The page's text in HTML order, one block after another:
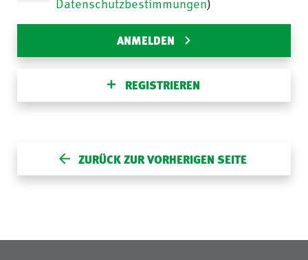
ANMELDEN
REGISTRIEREN
ZURÜCK ZUR VORHERIGEN SEITE